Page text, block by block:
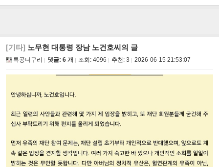
on/off
쓰
[기타] 노무현 대통령 장남 노건호씨의 글
특공너구리 댓글: 6 개 조회: 4096 추천: 3 2026-06-15 21:53:07